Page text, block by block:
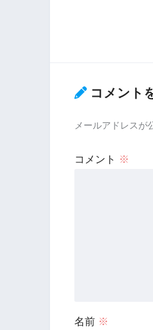
コメント
メールアドレスが
コメント ※
名前 ※